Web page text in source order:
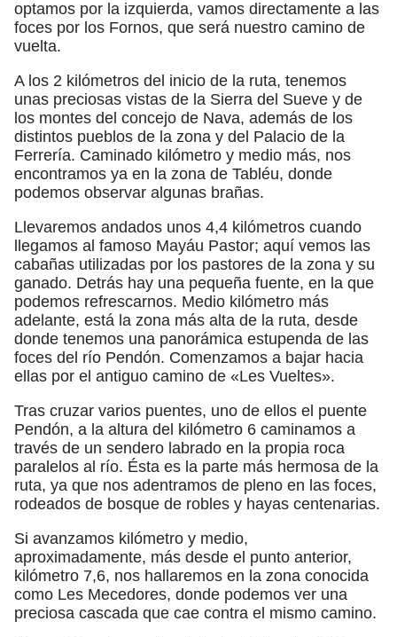
optamos por la izquierda, vamos directamente a las
foces por los Fornos, que será nuestro camino de
vuelta.
A los 2 kilómetros del inicio de la ruta, tenemos
unas preciosas vistas de la Sierra del Sueve y de
los montes del concejo de Nava, además de los
distintos pueblos de la zona y del Palacio de la
Ferrería. Caminado kilómetro y medio más, nos
encontramos ya en la zona de Tabléu, donde
podemos observar algunas brañas.
Llevaremos andados unos 4,4 kilómetros cuando
llegamos al famoso Mayáu Pastor; aquí vemos las
cabañas utilizadas por los pastores de la zona y su
ganado. Detrás hay una pequeña fuente, en la que
podemos refrescarnos. Medio kilómetro más
adelante, está la zona más alta de la ruta, desde
donde tenemos una panorámica estupenda de las
foces del río Pendón. Comenzamos a bajar hacia
ellas por el antiguo camino de «Les Vueltes».
Tras cruzar varios puentes, uno de ellos el puente
Pendón, a la altura del kilómetro 6 caminamos a
través de un sendero labrado en la propia roca
paralelos al río. Ésta es la parte más hermosa de la
ruta, ya que nos adentramos de pleno en las foces,
rodeados de bosque de robles y hayas centenarias.
Si avanzamos kilómetro y medio,
aproximadamente, más desde el punto anterior,
kilómetro 7,6, nos hallaremos en la zona conocida
como Les Mecedores, donde podemos ver una
preciosa cascada que cae contra el mismo camino.